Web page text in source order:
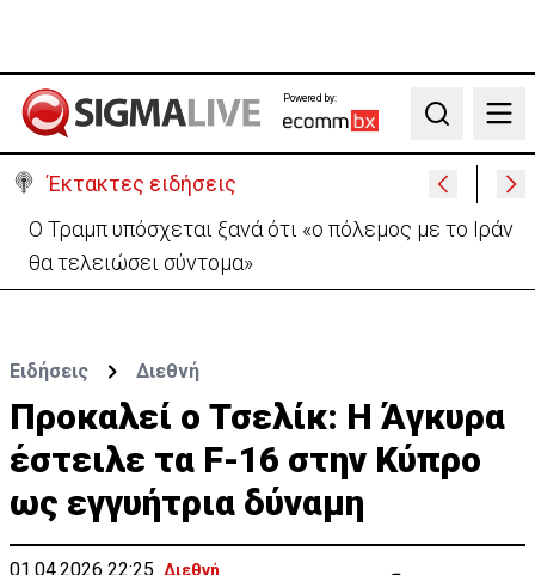
Powered by:
Search
Έκτακτες ειδήσεις
«Ήταν πολύ στενά.. οπότε κατεβήκαμε και
σταθήκαμε ακριβώς πάνω απ’ το πτώμα»
Ειδήσεις Διεθνή
Προκαλεί ο Τσελίκ: Η Άγκυρα
έστειλε τα F-16 στην Κύπρο
ως εγγυήτρια δύναμη
01.04.2026 22:25 Διεθνή